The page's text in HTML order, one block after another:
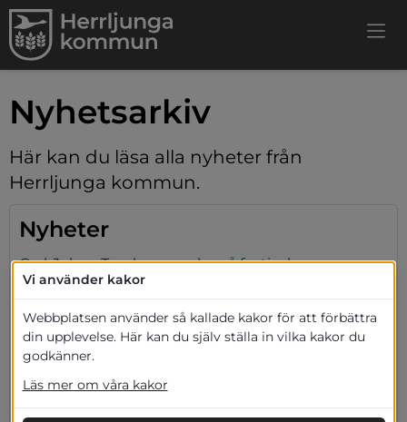
Nyhetsarkiv
Här kan du läsa alla nyheter från
Herrljunga kommun.
Nyheter
Carl-Johan Tornberg spelar på festivalen
2022-06-28
Uppleva och göra
Mackan n Matthew värmer upp Folkets park
2022-06-15
Vi använder kakor
Webbplatsen använder så kallade kakor för att förbättra
din upplevelse. Här kan du själv ställa in vilka kakor du
godkänner.
Läs mer om våra kakor